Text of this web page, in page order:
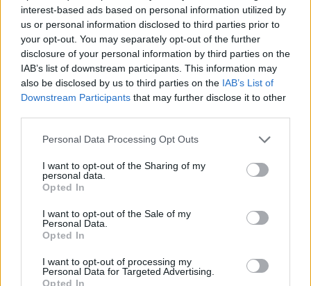
interest-based ads based on personal information utilized by
us or personal information disclosed to third parties prior to
your opt-out. You may separately opt-out of the further
disclosure of your personal information by third parties on the
IAB’s list of downstream participants. This information may
also be disclosed by us to third parties on the IAB’s List of
Downstream Participants that may further disclose it to other
Please note that this website/app uses one or more Google
not limited to your visit or usage behaviour. You may click to
grant or deny consent to Google and its third-party tags to
use your data for below specified purposes in below Google
consent section.
Personal Data Processing Opt Outs
I want to opt-out of the Sharing of my
personal data.
Opted In
I want to opt-out of the Sale of my
Personal Data.
Opted In
I want to opt-out of processing my
Personal Data for Targeted Advertising.
Opted In
Ausztriában
Katamaránok kavalkádja, régi és új, eső
és napsütés
Jég- és hullámtörés, régiségek és
kimaradt vonatok